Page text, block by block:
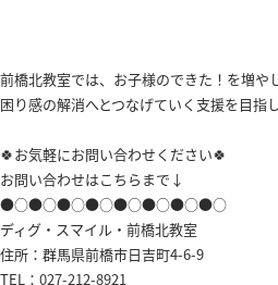
前橋北教室では、お子様のできた！を増や
困り感の解消へとつなげていく支援を目指
🍀お気軽にお問い合わせください🍀
お問い合わせはこちらまで↓
●○●○●○●○●○●○●○●○
ディグ・スマイル・前橋北教室
住所：群馬県前橋市日吉町4-6-9
TEL： 027-212-8921